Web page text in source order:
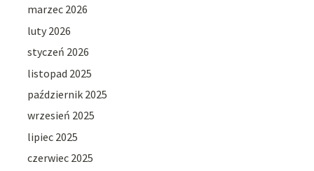
marzec 2026
luty 2026
styczeń 2026
listopad 2025
październik 2025
wrzesień 2025
lipiec 2025
czerwiec 2025